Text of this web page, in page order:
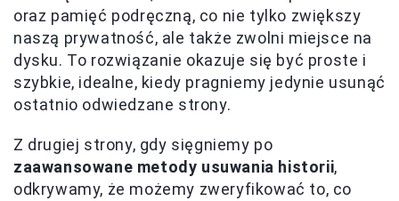
oraz pamięć podręczną, co nie tylko zwiększy
naszą prywatność, ale także zwolni miejsce na
dysku. To rozwiązanie okazuje się być proste i
szybkie, idealne, kiedy pragniemy jedynie usunąć
ostatnio odwiedzane strony.
Z drugiej strony, gdy sięgniemy po
zaawansowane metody usuwania historii,
odkrywamy, że możemy zweryfikować to, co